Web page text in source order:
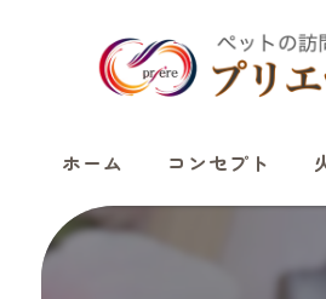
ホーム コンセプト